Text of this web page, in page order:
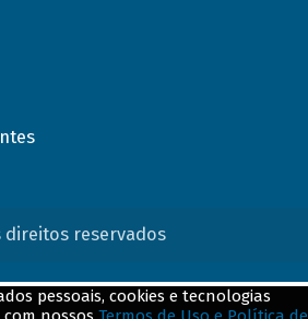
direitos reservados
pessoais, cookies e tecnologias